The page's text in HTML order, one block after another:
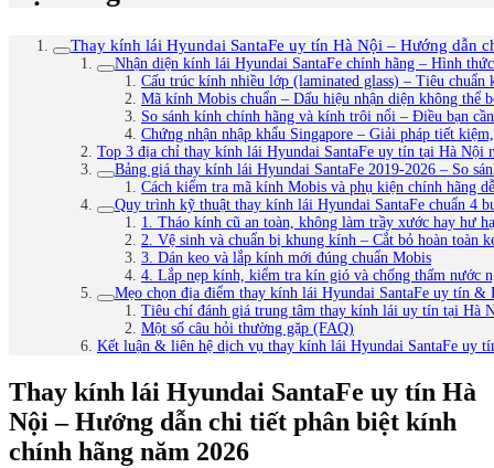
Thay kính lái Hyundai SantaFe uy tín Hà Nội – Hướng dẫn
Nhận diện kính lái Hyundai SantaFe chính hãng – Hình
Cấu trúc kính nhiều lớp (laminated glass) – Tiêu chuẩn
Mã kính Mobis chuẩn – Dấu hiệu nhận diện không thể
So sánh kính chính hãng và kính trôi nổi – Điều bạn
Chứng nhận nhập khẩu Singapore – Giải pháp tiết
Top 3 địa chỉ thay kính lái Hyundai SantaFe uy tín tại Hà Nội
Bảng giá thay kính lái Hyundai SantaFe 2019-2026 – So
Cách kiểm tra mã kính Mobis và phụ kiện chính hãng
Quy trình kỹ thuật thay kính lái Hyundai SantaFe chuẩn 4
1. Tháo kính cũ an toàn, không làm trầy xước hay hư
2. Vệ sinh và chuẩn bị khung kính – Cắt bỏ hoàn toàn
3. Dán keo và lắp kính mới đúng chuẩn Mobis
4. Lắp nẹp kính, kiểm tra kín gió và chống thấm nước
Mẹo chọn địa điểm thay kính lái Hyundai SantaFe uy tín &
Tiêu chí đánh giá trung tâm thay kính lái uy tín tại Hà
Một số câu hỏi thường gặp (FAQ)
Kết luận & liên hệ dịch vụ thay kính lái Hyundai SantaFe uy
Thay kính lái Hyundai SantaFe uy tín Hà
Nội – Hướng dẫn chi tiết phân biệt kính
chính hãng năm 2026